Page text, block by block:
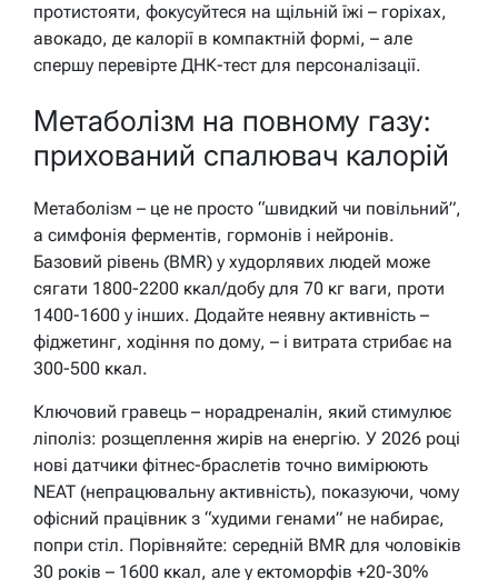
протистояти, фокусуйтеся на щільній їжі – горіхах,
авокадо, де калорії в компактній формі, – але
спершу перевірте ДНК-тест для персоналізації.
Метаболізм на повному газу:
прихований спалювач калорій
Метаболізм – це не просто “швидкий чи повільний”,
а симфонія ферментів, гормонів і нейронів.
Базовий рівень (BMR) у худорлявих людей може
сягати 1800-2200 ккал/добу для 70 кг ваги, проти
1400-1600 у інших. Додайте неявну активність –
фіджетинг, ходіння по дому, – і витрата стрибає на
300-500 ккал.
Ключовий гравець – норадреналін, який стимулює
ліполіз: розщеплення жирів на енергію. У 2026 році
нові датчики фітнес-браслетів точно вимірюють
NEAT (непрацювальну активність), показуючи, чому
офісний працівник з “худими генами” не набирає,
попри стіл. Порівняйте: середній BMR для чоловіків
30 років – 1600 ккал, але у ектоморфів +20-30%